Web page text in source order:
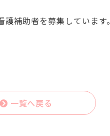
補助者を募集しています。
一覧へ戻る